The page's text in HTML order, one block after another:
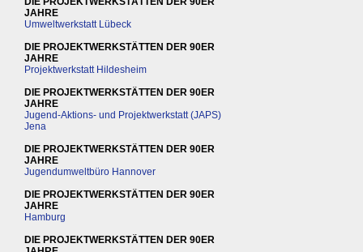
JAHRE
Umweltwerkstatt Lübeck
DIE PROJEKTWERKSTÄTTEN DER 90ER
JAHRE
Projektwerkstatt Hildesheim
DIE PROJEKTWERKSTÄTTEN DER 90ER
JAHRE
Jugend-Aktions- und Projektwerkstatt (JAPS)
Jena
DIE PROJEKTWERKSTÄTTEN DER 90ER
JAHRE
Jugendumweltbüro Hannover
DIE PROJEKTWERKSTÄTTEN DER 90ER
JAHRE
Hamburg
DIE PROJEKTWERKSTÄTTEN DER 90ER